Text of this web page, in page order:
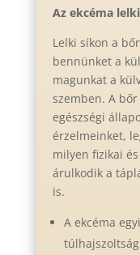
Az ekcéma
Lelki síkon a
bennünket a
magunkat a
szemben. A
egészségi
érzelmeinket,
milyen fizikai
árulkodik a
is.
A ekcéma